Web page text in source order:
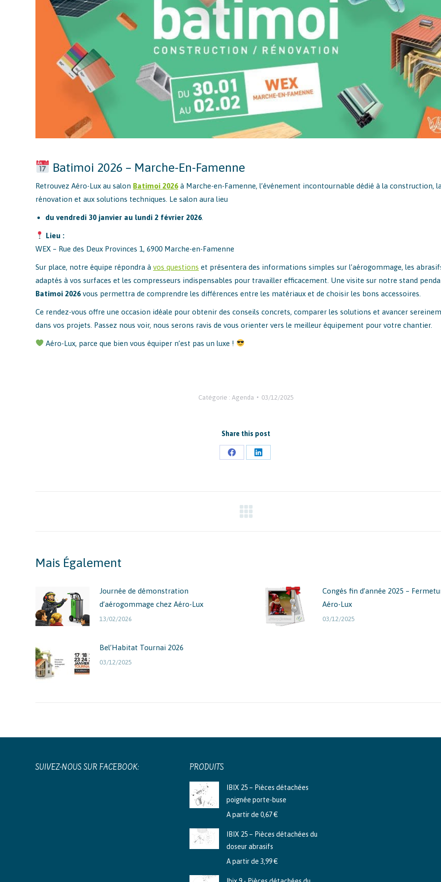
Batimoi 2026 – Marche-En-Famenne
Retrouvez Aéro-Lux au salon Batimoi 2026 à Marche-en-Famenne, l’événement incontournable dédié à la construction,
rénovation et aux solutions techniques. Le salon aura lieu
du vendredi 30 janvier au lundi 2 février 2026
Lieu :
WEX – Rue des Deux Provinces 1, 6900 Marche-en-Famenne
Sur place, notre équipe répondra à vos questions et présentera des informations simples sur l’aérogommage, les
adaptés à vos surfaces et les compresseurs indispensables pour travailler efficacement. Une visite sur notre stand
Batimoi 2026 vous permettra de comprendre les différences entre les matériaux et de choisir les bons accessoires.
Ce rendez-vous offre une occasion idéale pour obtenir des conseils concrets, comparer les solutions et avancer
dans vos projets. Passez nous voir, nous serons ravis de vous orienter vers le meilleur équipement pour votre chantier.
Aéro-Lux, parce que bien vous équiper n’est pas un luxe !
Catégorie : Agenda 03/12/2025
Share this post
PartagerPartager
Mais Également
Journée de démonstration
d’aérogommage chez Aéro-Lux
13/02/2026
Congés fin d’année 2025 –
Aéro-Lux
03/12/2025
Bel’Habitat Tournai 2026
03/12/2025
SUIVEZ-NOUS SUR FACEBOOK: PRODUITS
IBIX 25 – Pièces détachées
poignée porte-buse
A partir de 0,67€
IBIX 25 – Pièces détachées du
doseur abrasifs
A partir de 3,99€